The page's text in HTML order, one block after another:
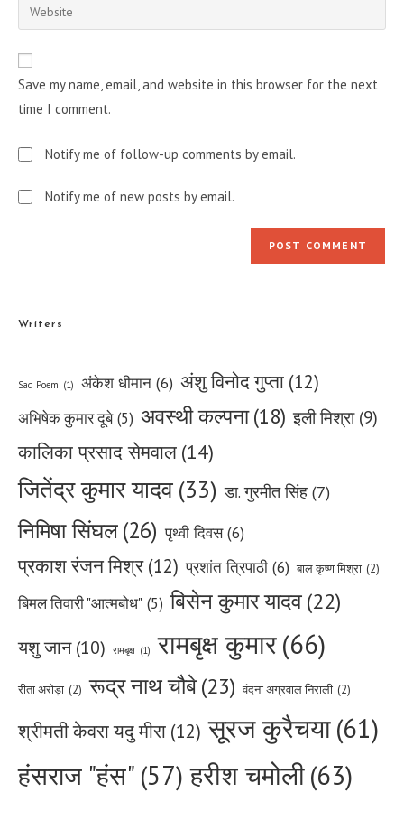
comment
address
Enter
your
URL
(optional)
Save my name, email, and website in this browser for the next
time I comment.
Notify me of follow-up comments by email.
Notify me of new posts by email.
Writers
Sad Poem (1) अंकेश धीमान (6) अंशु विनोद गुप्ता (12)
अभिषेक कुमार दूबे (5) अवस्थी कल्पना (18) इली मिश्रा (9)
कालिका प्रसाद सेमवाल (14)
जितेंद्र कुमार यादव (33) डा. गुरमीत सिंह (7)
निमिषा सिंघल(26) पृथ्वी दिवस (6)
प्रकाश रंजन मिश्र (12) प्रशांत त्रिपाठी (6) बाल कृष्ण मिश्रा (2)
बिमल तिवारी "आत्मबोध" (5) बिसेन कुमार यादव(22)
यशु जान (10) रामबृक्ष (1) रामबृक्ष कुमार(66)
रीता अरोड़ा (2) रूद्र नाथ चौबे(23) वंदना अग्रवाल निराली (2)
श्रीमती केवरा यदु मीरा (12) सूरज कुरैचया(61)
हंसराज "हंस" (57) हरीश चमोली(63)